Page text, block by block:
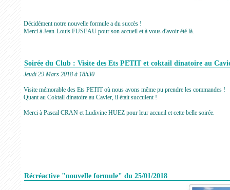
Décidément notre nouvelle formule a du succès !
Merci à Jean-Louis FUSEAU pour son accueil et à vous d'avoir été là.
Soirée du Club : Visite des Ets PETIT et coktail dinatoire au
Jeudi 29 Mars 2018 à 18h30
Visite mémorable des Ets PETIT où nous avons même pu prendre les commandes !
Quant au Coktail dinatoire au Cavier, il était succulent !
Merci à Pascal CRAN et Ludivine HUEZ pour leur accueil et cette belle soirée.
Récréactive "nouvelle formule" du 25/01/2018